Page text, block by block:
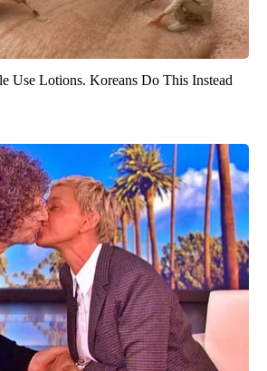
Use Lotions. Koreans Do This Instead